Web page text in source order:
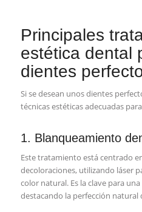
Principales
estética dental
dientes
Si se desean unos dientes
técnicas estéticas adecuadas
1. Blanqueamiento
Este tratamiento está centrado
decoloraciones, utilizando láser
color natural. Es la clave para
destacando la perfección natural